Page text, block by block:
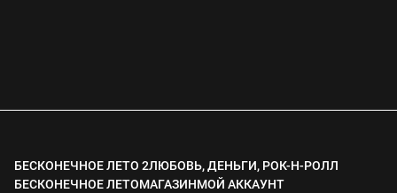
БЕСКОНЕЧНОЕ ЛЕТО 2ЛЮБОВЬ, ДЕНЬГИ, РОК-Н-РОЛЛ
БЕСКОНЕЧНОЕ ЛЕТОМАГАЗИНМОЙ АККАУНТ